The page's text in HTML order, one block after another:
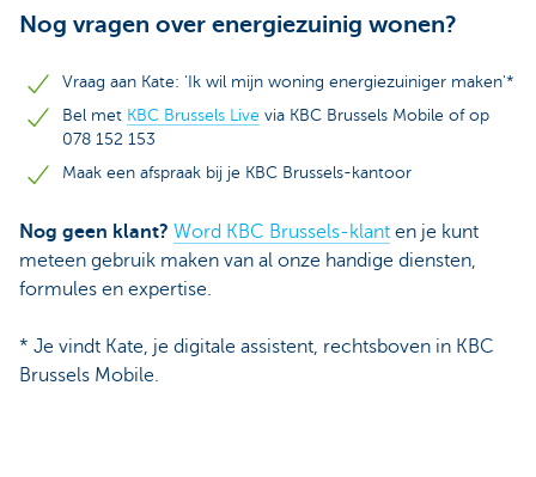
Nog vragen over energiezuinig wonen?
Vraag aan Kate: 'Ik wil mijn woning energiezuiniger maken'*
Bel met KBC Brussels Live via KBC Brussels Mobile of op
078 152 153
Maak een afspraak bij je KBC Brussels-kantoor
Nog geen klant? Word KBC Brussels-klant en je kunt
meteen gebruik maken van al onze handige diensten,
formules en expertise.
* Je vindt Kate, je digitale assistent, rechtsboven in KBC
Brussels Mobile.